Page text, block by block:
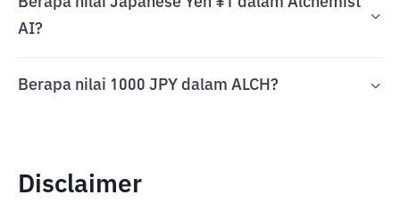
AI?
Berapa nilai 1000 JPY dalam ALCH?
Disclaimer